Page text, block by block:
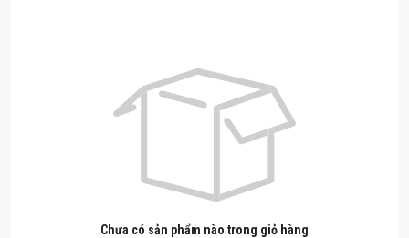
Chưa có sản phẩm nào trong giỏ hàng